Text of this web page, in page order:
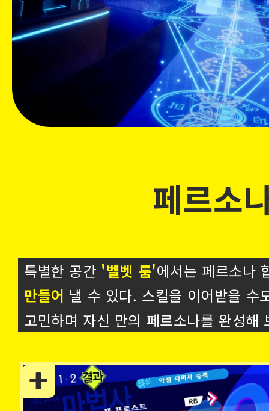
페르소
특별한 공간 '벨벳 룸'에서는 페르소나
만들어 낼 수 있다. 스킬을 이어받을 수
고민하며 자신 만의 페르소나를 완성해